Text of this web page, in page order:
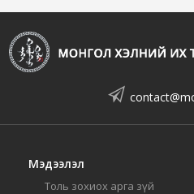
Мэдээлэл
Толь зохиох арга зүй